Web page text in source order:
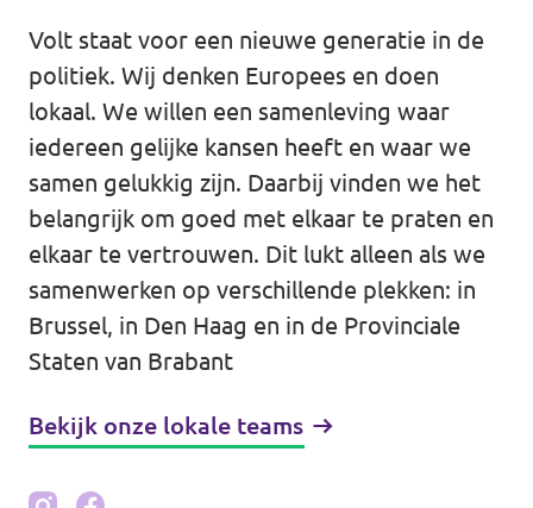
Tilburg
... alle gemeentes
Agenda
Steun Volt Brabant
Contact
Vacatures
Volt staat voor een nieuwe generatie in de
politiek. Wij denken Europees en doen
lokaal. We willen een samenleving waar
iedereen gelijke kansen heeft en waar we
samen gelukkig zijn. Daarbij vinden we het
belangrijk om goed met elkaar te praten en
elkaar te vertrouwen. Dit lukt alleen als we
samenwerken op verschillende plekken: in
Brussel, in Den Haag en in de Provinciale
Staten van Brabant
Bekijk onze lokale teams